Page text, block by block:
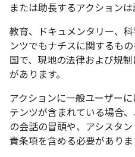
または助長するアクションは
教育、ドキュメンタリー、
ンツでもナチスに関するも
国で、現地の法律および規
があります。
アクションに一般ユーザー
テンツが含まれている場合
の会話の冒頭や、アシスタ
責条項を含める必要がありま